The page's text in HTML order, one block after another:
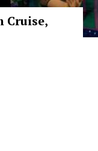
Cruise,